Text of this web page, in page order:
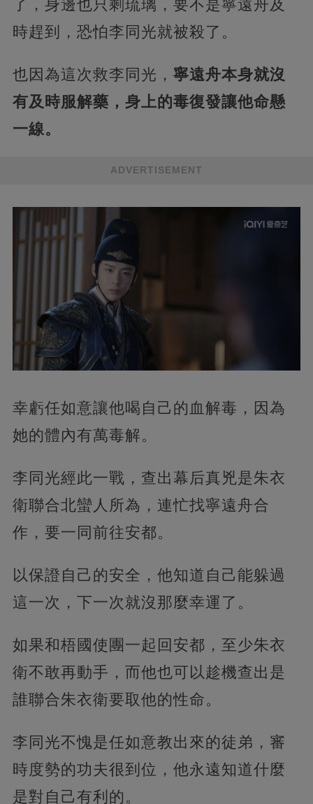
了，身邊也只剩琉璃，要不是寧遠舟及
時趕到，恐怕李同光就被殺了。
也因為這次救李同光， 寧遠舟本身就沒
有及時服解藥，身上的毒復發讓他命懸
一線。
ADVERTISEMENT
幸虧任如意讓他喝自己的血解毒，因為
她的體內有萬毒解。
李同光經此一戰，查出幕后真兇是朱衣
衛聯合北蠻人所為，連忙找寧遠舟合
作，要一同前往安都。
以保證自己的安全，他知道自己能躲過
這一次，下一次就沒那麼幸運了。
如果和梧國使團一起回安都，至少朱衣
衛不敢再動手，而他也可以趁機查出是
誰聯合朱衣衛要取他的性命。
李同光不愧是任如意教出來的徒弟，審
時度勢的功夫很到位，他永遠知道什麼
是對自己有利的。